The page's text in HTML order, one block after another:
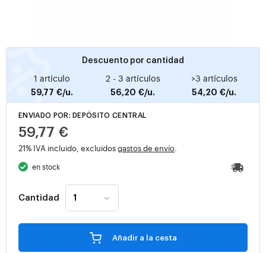
Descuento por cantidad
1 artículo
59,77 €/u.
2 - 3 artículos
56,20 €/u.
>3 artículos
54,20 €/u.
ENVIADO POR: DEPÓSITO CENTRAL
59,77 €
21% IVA incluido, excluidosgastos de envío
en stock
Cantidad
Añadir a la cesta